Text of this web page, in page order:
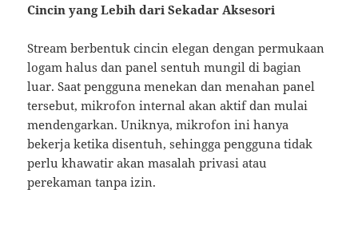
Cincin yang Lebih dari Sekadar Aksesori
Stream berbentuk cincin elegan dengan permukaan
logam halus dan panel sentuh mungil di bagian
luar. Saat pengguna menekan dan menahan panel
tersebut, mikrofon internal akan aktif dan mulai
mendengarkan. Uniknya, mikrofon ini hanya
bekerja ketika disentuh, sehingga pengguna tidak
perlu khawatir akan masalah privasi atau
perekaman tanpa izin.